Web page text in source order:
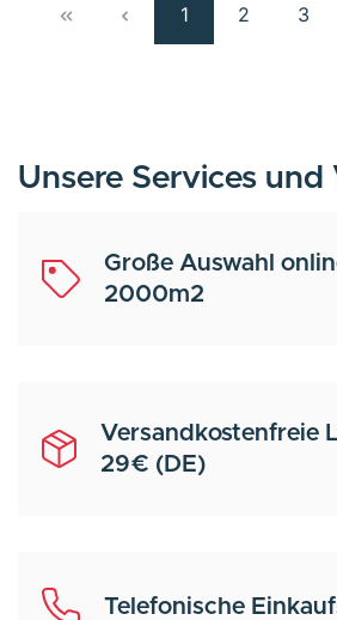
1 2 3
Unsere Services und
Große Auswahl
2000m2
Versandkostenfreie
29€ (DE)
Telefonische